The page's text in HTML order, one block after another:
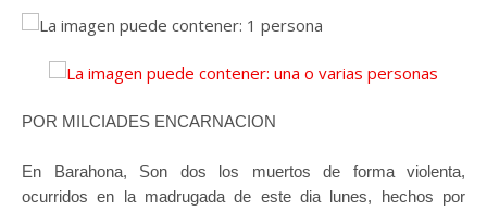
POR MILCIADES ENCARNACION
En Barahona, Son dos los muertos de forma violenta,
ocurridos en la madrugada de este dia lunes, hechos por